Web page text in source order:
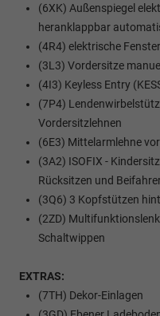
(6XK) Außenspiegel
heranklappbar
(4R4) elektrische
(3L3) Vordersitze
(4I3) Keyless Entry
(7P4)
Vordersitzlehnen
(6E3) Mittelarmlehne
(3A2) ISOFIX -
Rücksitzen und
(3Q6) 3 Kopfstützen
(2ZD)
Schaltwippen
EXTRAS:
(7TH) Dekor-Einlagen